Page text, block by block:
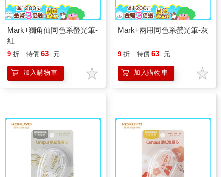
Mark+獨角仙同色系螢光筆-
紅
9 折 特價 63 元
加入購物車
Mark+兩用同色系螢光筆-灰
9 折 特價 63 元
加入購物車